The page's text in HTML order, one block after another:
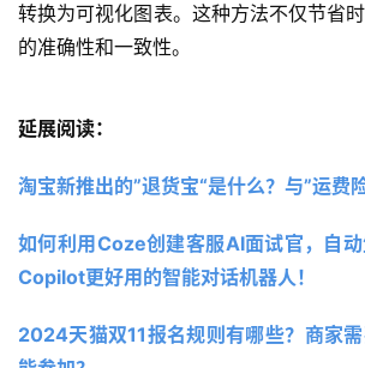
转换为可视化图表。这种方法不仅节省
的准确性和一致性。
延展阅读：
淘宝新推出的”退货宝“是什么？与”运费
如何利用Coze创建客服AI面试官，自
Copilot更好用的智能对话机器人！
2024天猫双11报名规则有哪些？商家